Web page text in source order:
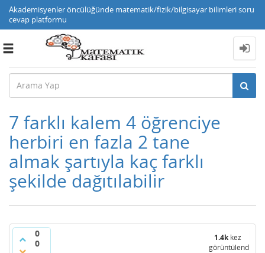
Akademisyenler öncülüğünde matematik/fizik/bilgisayar bilimleri soru
cevap platformu
Toggle
7 farklı kalem 4 öğrenciye
herbiri en fazla 2 tane
almak şartıyla kaç farklı
şekilde dağıtılabilir
0
0
1.4kkez
görüntülendi